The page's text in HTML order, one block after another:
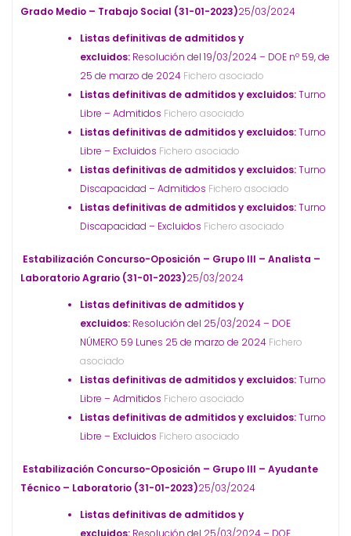
Grado Medio – Trabajo Social (31-01-2023)25/03/2024
Listas definitivas de admitidos y
excluidos: Resolución del 19/03/2024 – DOE nº 59, de
25 de marzo de 2024 Fichero asociado
Listas definitivas de admitidos y excluidos:Turno
Libre – Admitidos Fichero asociado
Listas definitivas de admitidos y excluidos:Turno
Libre – Excluidos Fichero asociado
Listas definitivas de admitidos y excluidos:Turno
Discapacidad – Admitidos Fichero asociado
Listas definitivas de admitidos y excluidos:Turno
Discapacidad – Excluidos Fichero asociado
Estabilización Concurso-Oposición – Grupo III – Analista –
Laboratorio Agrario (31-01-2023)25/03/2024
Listas definitivas de admitidos y
excluidos: Resolución del 25/03/2024 – DOE
NÚMERO 59 Lunes 25 de marzo de 2024 Fichero
asociado
Listas definitivas de admitidos y excluidos:Turno
Libre – Admitidos Fichero asociado
Listas definitivas de admitidos y excluidos:Turno
Libre – Excluidos Fichero asociado
Estabilización Concurso-Oposición – Grupo III – Ayudante
Técnico – Laboratorio (31-01-2023)25/03/2024
Listas definitivas de admitidos y
excluidos: Resolución del 25/03/2024 – DOE